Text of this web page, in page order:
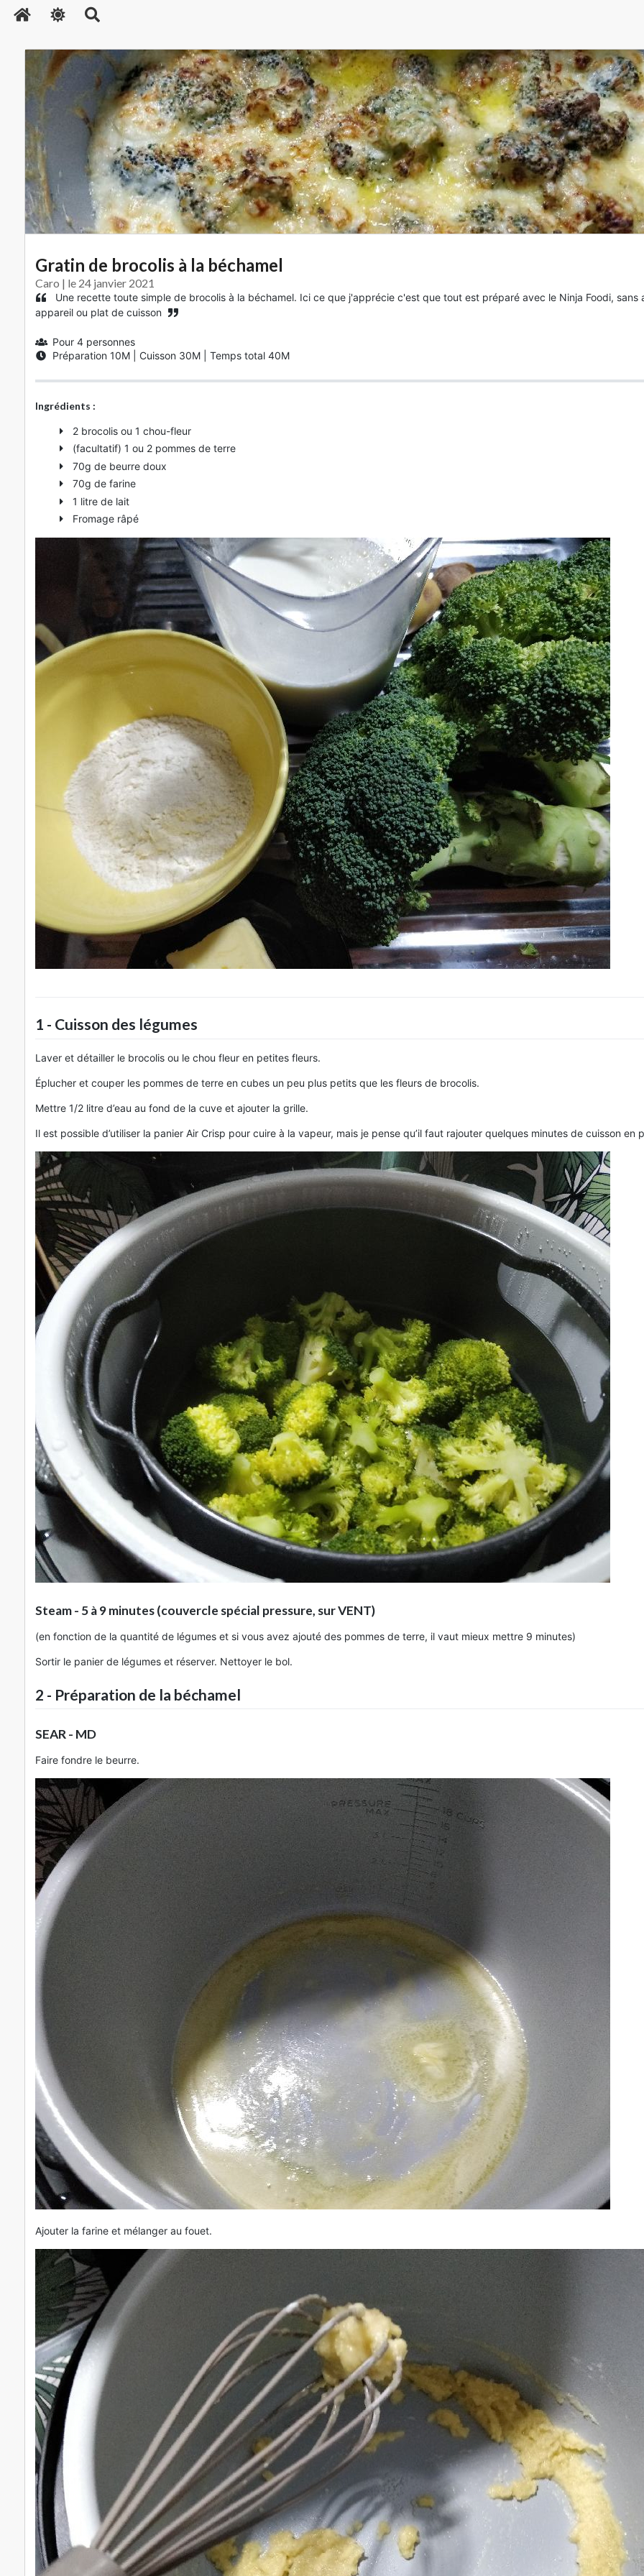
Gratin de brocolis à la béchamel
Caro | le 24 janvier 2021
Une recette toute simple de brocolis à la béchamel. Ici ce que j'apprécie c'est que tout est préparé avec le Ninja Foodi, sans
appareil ou plat de cuisson
Pour 4 personnes
Préparation10M | Cuisson 30M | Temps total40M
Ingrédients :
2 brocolis ou 1 chou-fleur
(facultatif) 1 ou 2 pommes de terre
70g de beurre doux
70g de farine
1 litre de lait
Fromage râpé
1 - Cuisson des légumes
Laver et détailler le brocolis ou le chou fleur en petites fleurs.
Éplucher et couper les pommes de terre en cubes un peu plus petits que les fleurs de brocolis.
Mettre 1/2 litre d’eau au fond de la cuve et ajouter la grille.
Il est possible d’utiliser la panier Air Crisp pour cuire à la vapeur, mais je pense qu’il faut rajouter quelques minutes de cuisson en
Steam - 5 à 9 minutes (couvercle spécial pressure, sur VENT)
(en fonction de la quantité de légumes et si vous avez ajouté des pommes de terre, il vaut mieux mettre 9 minutes)
Sortir le panier de légumes et réserver. Nettoyer le bol.
2 - Préparation de la béchamel
SEAR - MD
Faire fondre le beurre.
Ajouter la farine et mélanger au fouet.
Copyright © 2021. All Rights Reserved